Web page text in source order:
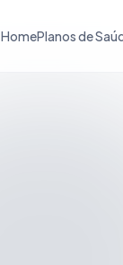
HomePlanos de